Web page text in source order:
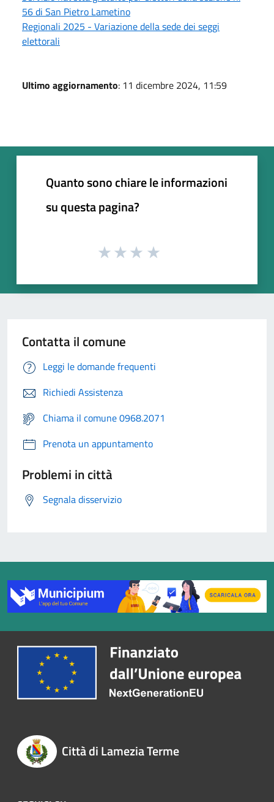
56 di San Pietro Lametino
Regionali 2025 - Variazione della sede dei seggi
elettorali
Ultimo aggiornamento: 11 dicembre 2024, 11:59
Quanto sono chiare le informazioni
su questa pagina?
Contatta il comune
Leggi le domande frequenti
Richiedi Assistenza
Chiama il comune 0968.2071
Prenota un appuntamento
Problemi in città
Segnala disservizio
Città di Lamezia Terme